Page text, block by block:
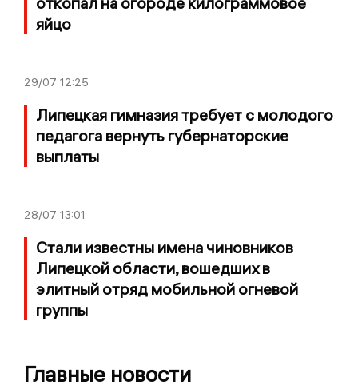
яйцо
29/07 12:25
Липецкая гимназия требует с молодого
педагога вернуть губернаторские
выплаты
28/07 13:01
Стали известны имена чиновников
Липецкой области, вошедших в
элитный отряд мобильной огневой
группы
Главные новости